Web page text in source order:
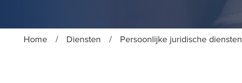
Home / Diensten / Persoonlijke juridische diensten